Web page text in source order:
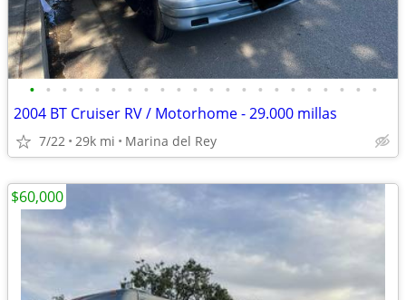
• • • • • • • • • • • • • • • • • • • • • •
2004 BT Cruiser RV / Motorhome - 29.000 millas
7/22 29k mi Marina del Rey
$60,000